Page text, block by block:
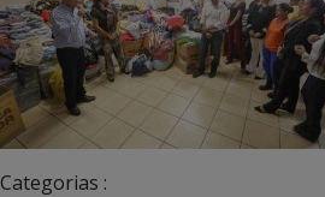
Categorias :